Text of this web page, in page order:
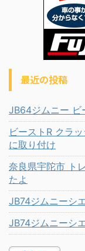
最近の投稿
JB64ジムニー ビ
ビーストR クラ
に取り付け
奈良県宇陀市 ト
たよ
JB74ジムニーシ
JB74ジムニーシ